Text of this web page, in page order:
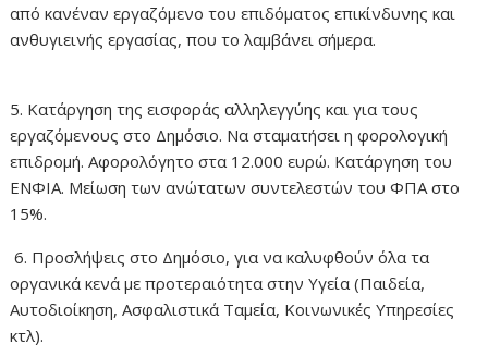
από κανέναν εργαζόμενο του επιδόματος επικίνδυνης και
ανθυγιεινής εργασίας, που το λαμβάνει σήμερα.
5. Κατάργηση της εισφοράς αλληλεγγύης και για τους
εργαζόμενους στο Δημόσιο. Να σταματήσει η φορολογική
επιδρομή. Αφορολόγητο στα 12.000 ευρώ. Κατάργηση του
ΕΝΦΙΑ. Μείωση των ανώτατων συντελεστών του ΦΠΑ στο
15%.
6. Προσλήψεις στο Δημόσιο, για να καλυφθούν όλα τα
οργανικά κενά με προτεραιότητα στην Υγεία (Παιδεία,
Αυτοδιοίκηση, Ασφαλιστικά Ταμεία, Κοινωνικές Υπηρεσίες
κτλ).